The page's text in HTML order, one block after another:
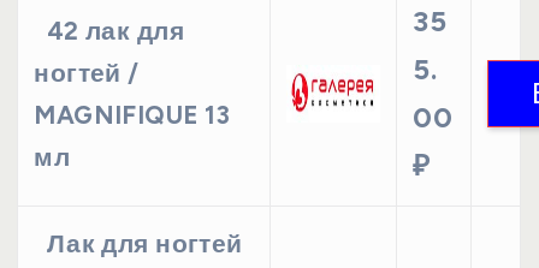
42 лак для
ногтей /
MAGNIFIQUE 13
мл
35
5.
00
₽
Лак для ногтей